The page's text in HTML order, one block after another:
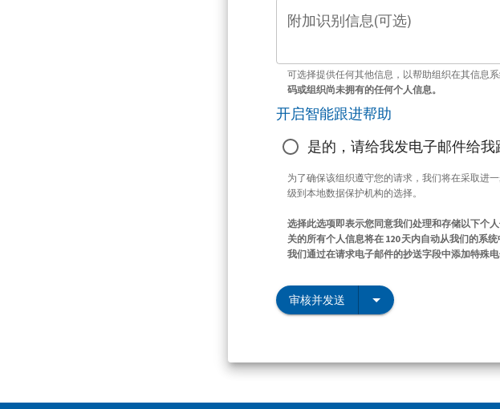
附加识别信息(可选)
可选择提供任何其他信息，以帮助组织在其信息
码或组织尚未拥有的任何个人信息。
开启智能跟进帮助
是的，请给我发电子邮件给我
为了确保该组织遵守您的请求，我们将在采取进
级到本地数据保护机构的选择。
选择此选项即表示您同意我们处理和存储以下个
关的所有个人信息将在 120 天内自动从我们的系
我们通过在请求电子邮件的抄送字段中添加特殊
审核并发送